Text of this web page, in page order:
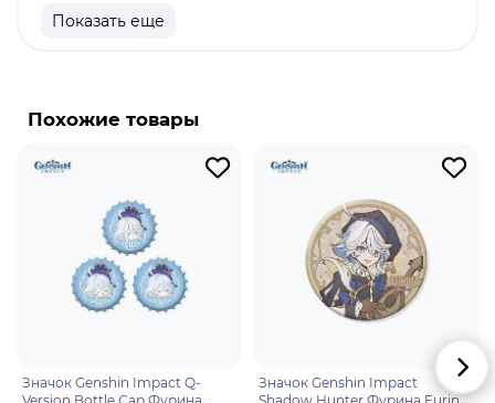
Оригинальный и официально лицензированный
Фурина де Фонтейн - играбельный Гидро
Усию. Представленная как яркая и
Фурины в конечном итоге раскрывается как
публичная персона, от которой она позже
отказывается в пользу относительно скромной
жизни актрисы и художественного консультанта.
Показать еще
Похожие товары
Значок Genshin Impact Q-
Значок Genshin Impact